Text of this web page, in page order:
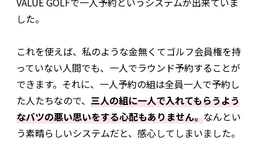
した。
これを使えば、私のような金無くてゴルフ会員権を持
っていない人間でも、一人でラウンド予約することが
できます。それに、一人予約の組は全員一人で予約し
た人たちなので、 三人の組に一人で入れてもらうよう
なバツの悪い思いをする心配もありません。なんとい
う素晴らしいシステムだと、感心してしまいました。